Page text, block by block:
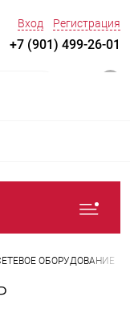
Вход Регистрация
+7 (901) 499-26-01
ОБОРУДОВАНИЕ